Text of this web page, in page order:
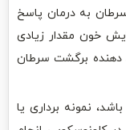
به درمان پاسخ
خون مقدار زیادی
دهنده برگشت سرطان
نمونه برداری یا